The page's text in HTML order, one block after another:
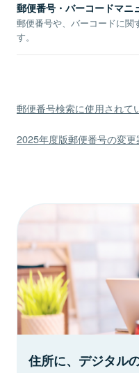
郵便番号・バーコードマニ
郵便番号や、バーコードに関
す。
郵便番号検索に使用されて
2025年度版郵便番号の変更
住所に、デジタル